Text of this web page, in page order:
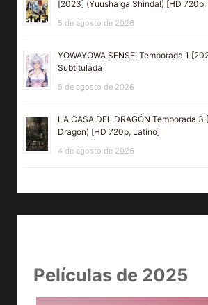
[2023] (Yuusha ga Shinda!) [HD
5 de agosto de 2026
YOWAYOWA SENSEI Temporada 1
Subtitulada]
5 de agosto de 2026
LA CASA DEL DRAGÓN Temporada
Dragon) [HD 720p, Latino]
4 de agosto de 2026
Películas de 2025